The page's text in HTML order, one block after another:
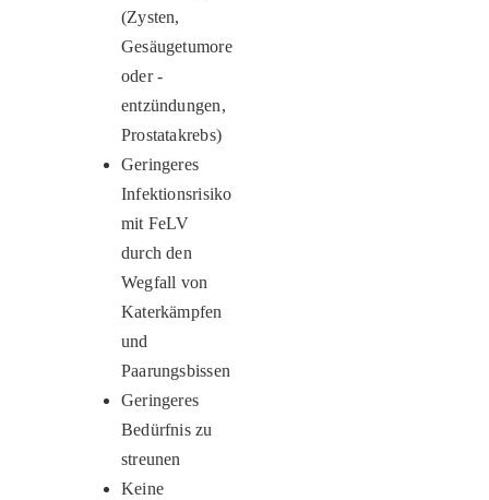
(Zysten,
Gesäugetumore
oder -
entzündungen,
Prostatakrebs)
Geringeres
Infektionsrisiko
mit FeLV
durch den
Wegfall von
Katerkämpfen
und
Paarungsbissen
Geringeres
Bedürfnis zu
streunen
Keine